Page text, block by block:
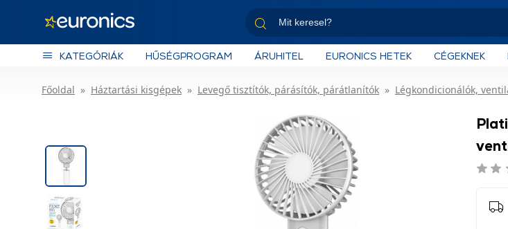
KATEGÓRIÁK HŰSÉGPROGRAM ÁRUHITEL EURONICS HETEK CÉGEKNEK
Főoldal Háztartási kisgépek Levegő tisztítók, párásítók, párátlanítók Légkondicionálók,